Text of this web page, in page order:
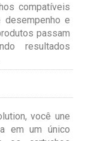
compatíveis
desempenho e
passam
resultados
você une
em um único